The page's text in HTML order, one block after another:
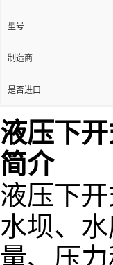
型号
制造商
是否进口
液压下
简介
液压下
水坝、
量、压